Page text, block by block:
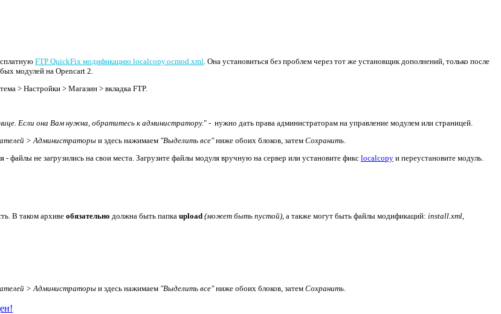
FTP QuickFix модификацию localcopy.ocmod.xml . Она установиться без проблем через тот же установщик дополнений, только после
модулей на Opencart 2.
> Настройки > Магазин > вкладка FTP.
Если она Вам нужна, обратитесь к администратору." - нужно дать права администраторам на управление модулем или страницей.
> Администраторы и здесь нажимаем "Выделить все"ниже обоих блоков, затем Сохранить
не загрузились на свои места. Загрузите файлы модуля вручную на сервер или установите фикс localcopy и переустановите модуль.
В таком архиве обязательно должна быть папка upload (может быть пустой) , а также могут быть файлы модификаций: install.xml
> Администраторы и здесь нажимаем "Выделить все"ниже обоих блоков, затем Сохранить